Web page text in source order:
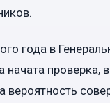
года в
начата проверка,
вероятность